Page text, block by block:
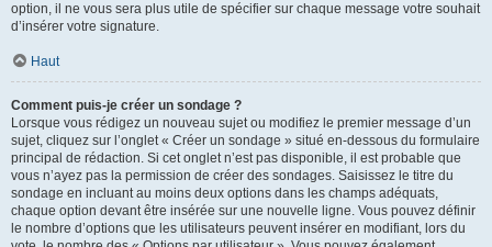
option, il ne vous sera plus utile de spécifier sur chaque message votre souhait
d’insérer votre signature.
Haut
Comment puis-je créer un sondage ?
Lorsque vous rédigez un nouveau sujet ou modifiez le premier message d’un
sujet, cliquez sur l’onglet « Créer un sondage » situé en-dessous du formulaire
principal de rédaction. Si cet onglet n’est pas disponible, il est probable que
vous n’ayez pas la permission de créer des sondages. Saisissez le titre du
sondage en incluant au moins deux options dans les champs adéquats,
chaque option devant être insérée sur une nouvelle ligne. Vous pouvez définir
le nombre d’options que les utilisateurs peuvent insérer en modifiant, lors du